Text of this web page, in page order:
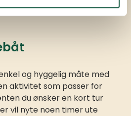
og hyggelig måte med
aktivitet som passer for
du ønsker en kort tur
vil nyte noen timer ute